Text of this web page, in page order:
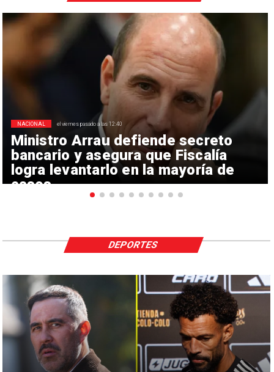
Ministro Arrau defiende secreto
bancario y asegura que Fiscalía
logra levantarlo en la mayoría de
casos
NACIONAL el viernes pasado a las 12:40
DEPORTES